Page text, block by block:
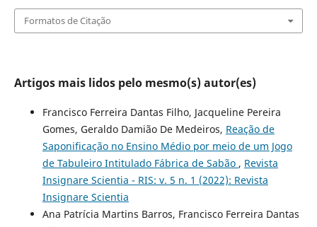
Formatos de Citação
Artigos mais lidos pelo mesmo(s) autor(es)
Francisco Ferreira Dantas Filho, Jacqueline Pereira
Gomes, Geraldo Damião De Medeiros, Reação de
Saponificação no Ensino Médio por meio de um Jogo
de Tabuleiro Intitulado Fábrica de Sabão , Revista
Insignare Scientia - RIS: v. 5 n. 1 (2022): Revista
Insignare Scientia
Ana Patrícia Martins Barros, Francisco Ferreira Dantas